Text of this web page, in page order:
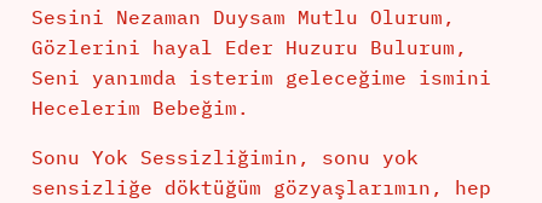
Sesini Nezaman Duysam Mutlu Olurum,
Gözlerini hayal Eder Huzuru Bulurum,
Seni yanımda isterim geleceğime ismini
Hecelerim Bebeğim.
Sonu Yok Sessizliğimin, sonu yok
sensizliğe döktüğüm gözyaşlarımın, hep